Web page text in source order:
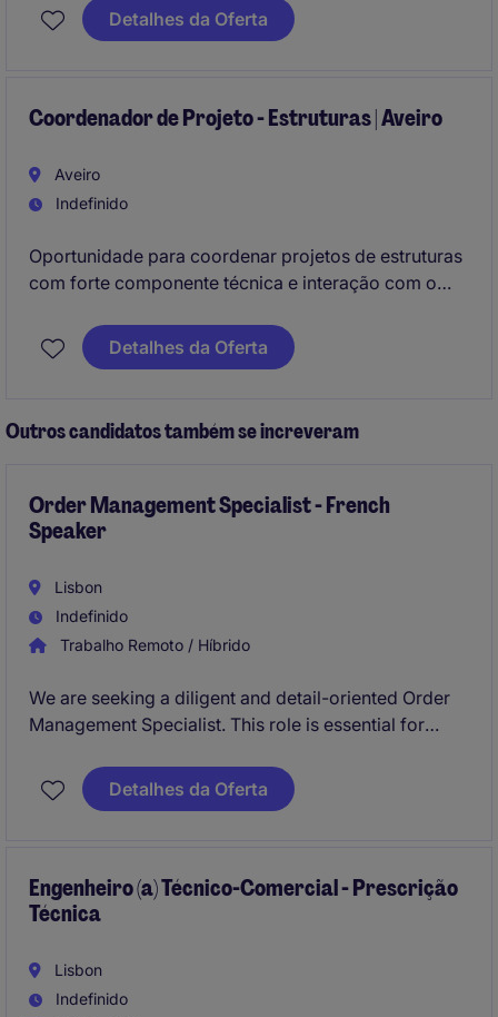
processamento e embalagem.
como formação de clientes e acompanhamento
Detalhes da Oferta
Coordenador de Projeto - Estruturas | Aveiro
Aveiro
Indefinido
Oportunidade para coordenar projetos de estruturas
com forte componente técnica e interação com o
dinâmica, com impacto direto na otimização e
desenvolvimento de soluções.
Detalhes da Oferta
Outros candidatos também se increveram
Order Management Specialist - French
Speaker
Lisbon
Indefinido
Trabalho Remoto / Híbrido
We are seeking a diligent and detail-oriented Order
Management Specialist. This role is essential for
within the critical Purchase Requisition (PR) to
Purchase Order (PO) workflow, ensuring a seamless
Detalhes da Oferta
Engenheiro (a) Técnico-Comercial - Prescrição
Técnica
Lisbon
Indefinido